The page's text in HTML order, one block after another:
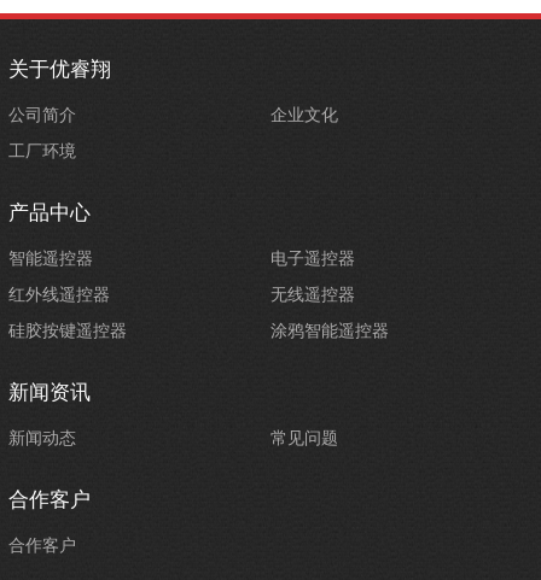
关于优睿翔
公司简介
企业文化
工厂环境
产品中心
智能遥控器
电子遥控器
红外线遥控器
无线遥控器
硅胶按键遥控器
涂鸦智能遥控器
新闻资讯
新闻动态 常见问题
合作客户
合作客户